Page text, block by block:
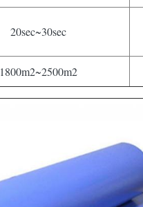
20sec~30sec
1800m2~2500m2